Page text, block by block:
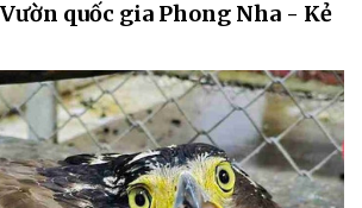
quốc gia Phong Nha - Kẻ